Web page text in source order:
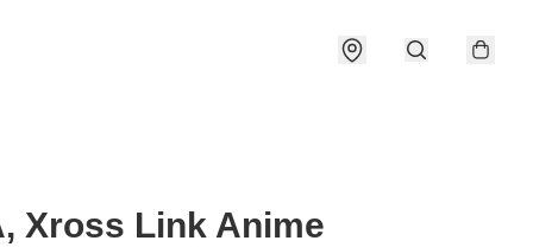
Xross Link Anime